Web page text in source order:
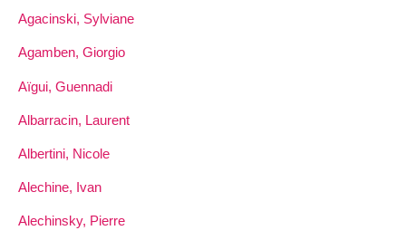
Agacinski, Sylviane
Agamben, Giorgio
Aïgui, Guennadi
Albarracin, Laurent
Albertini, Nicole
Alechine, Ivan
Alechinsky, Pierre